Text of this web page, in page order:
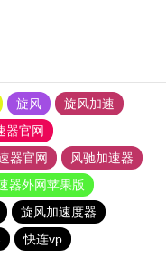
旋风
旋风加速
器官网
器官网
风驰加速器
器外网苹果版
旋风加速度器
快连vp